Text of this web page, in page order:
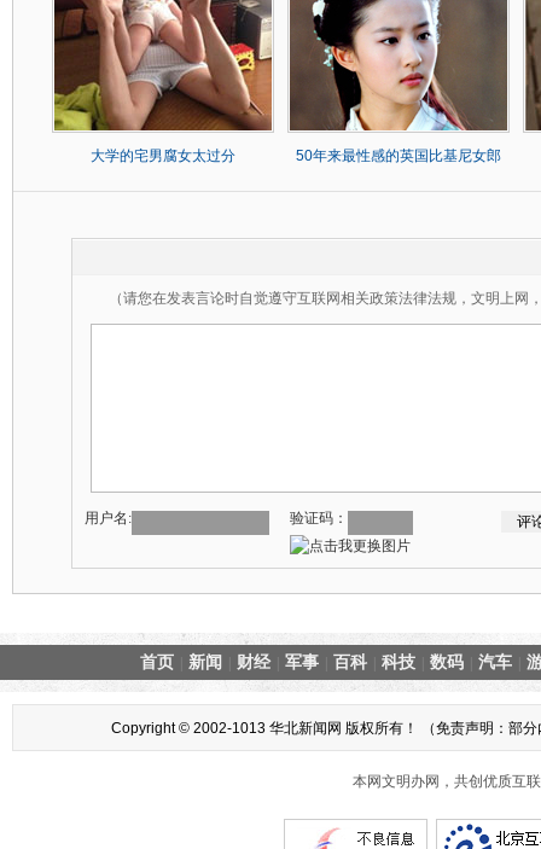
大学的宅男腐女太过分 50年来最性感的英国比基尼女郎
（请您在发表言论时自觉遵守互联网相关政策法律法规，文明上网
用户名: 验证码：
首页 新闻 财经 军事 百科 科技 数码 汽车
Copyright © 2002-1013 华北新闻网 版权所有！ （免责声明：部
本网文明办网，共创优质互